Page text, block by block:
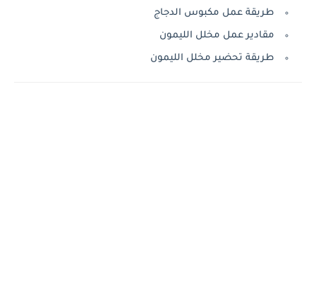
طريقة عمل مكبوس الدجاج
مقادير عمل مخلل الليمون
طريقة تحضير مخلل الليمون